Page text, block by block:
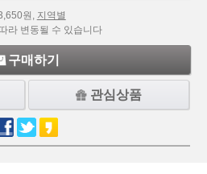
원, 지역별
라 변동될 수 있습니다
구매하기
관심상품